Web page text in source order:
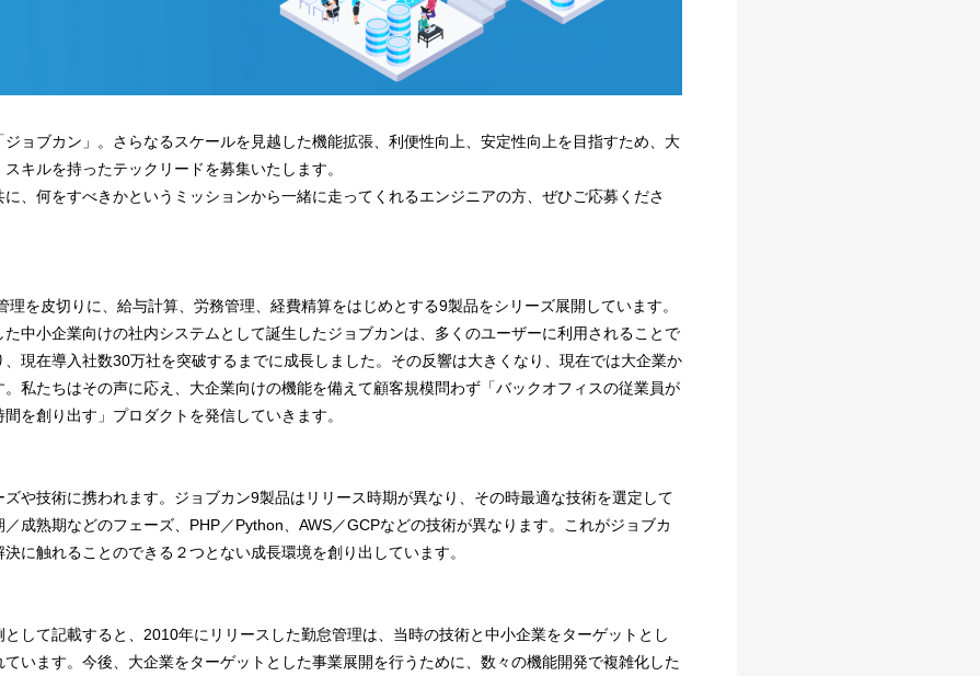
ョブカン」。さらなるスケールを見越した機能拡張、利便性向上、安定性向上を目指すため、大
キルを持ったテックリードを募集いたします。
、何をすべきかというミッションから一緒に走ってくれるエンジニアの方、ぜひご応募くださ
理を皮切りに、給与計算、労務管理、経費精算をはじめとする9製品をシリーズ展開しています。
中小企業向けの社内システムとして誕生したジョブカンは、多くのユーザーに利用されることで
現在導入社数30万社を突破するまでに成長しました。その反響は大きくなり、現在では大企業か
私たちはその声に応え、大企業向けの機能を備えて顧客規模問わず「バックオフィスの従業員が
を創り出す」プロダクトを発信していきます。
や技術に携われます。ジョブカン9製品はリリース時期が異なり、その時最適な技術を選定して
成熟期などのフェーズ、PHP／Python、AWS／GCPなどの技術が異なります。これがジョブカ
に触れることのできる２つとない成長環境を創り出しています。
して記載すると、2010年にリリースした勤怠管理は、当時の技術と中小企業をターゲットとし
います。今後、大企業をターゲットとした事業展開を行うために、数々の機能開発で複雑化した